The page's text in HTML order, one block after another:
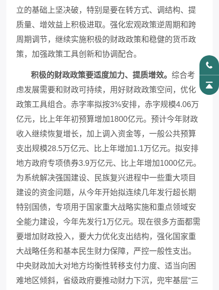
立的基础上坚决破，特别是要在转方式、调结构、提
质量、增效益上积极进取。强化宏观政策逆周期和跨
周期调节，继续实施积极的财政政策和稳健的货币政
策，加强政策工具创新和协调配合。
积极的财政政策要适度加力、提质增效。综合考
虑发展需要和财政可持续，用好财政政策空间，优化
政策工具组合。赤字率拟按3%安排，赤字规模4.06万
亿元，比上年年初预算增加1800亿元。预计今年财政
收入继续恢复增长，加上调入资金等，一般公共预算
支出规模28.5万亿元、比上年增加1.1万亿元。拟安排
地方政府专项债券3.9万亿元、比上年增加1000亿元。
为系统解决强国建设、民族复兴进程中一些重大项目
建设的资金问题，从今年开始拟连续几年发行超长期
特别国债，专项用于国家重大战略实施和重点领域安
全能力建设，今年先发行1万亿元。现在很多方面都需
要增加财政投入，要大力优化支出结构，强化国家重
大战略任务和基本民生财力保障，严控一般性支出。
中央财政加大对地方均衡性转移支付力度、适当向困
难地区倾斜，省级政府要推动财力下沉，兜牢基层“三